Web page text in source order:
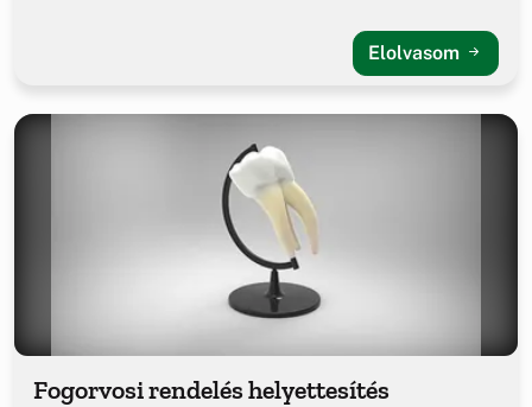
Elolvasom
Fogorvosi rendelés helyettesítés